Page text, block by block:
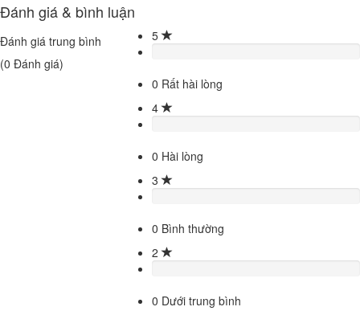
Đánh giá & bình luận
Đánh giá trung bình
(0 Đánh giá)
5
0 Rất hài lòng
4
0 Hài lòng
3
0 Bình thường
2
0 Dưới trung bình